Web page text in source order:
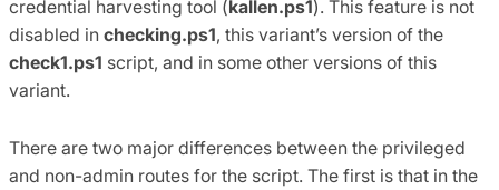
credential harvesting tool (kallen.ps1). This feature is not
disabled in checking.ps1, this variant’s version of the
check1.ps1 script, and in some other versions of this
variant.
There are two major differences between the privileged
and non-admin routes for the script. The first is that in the